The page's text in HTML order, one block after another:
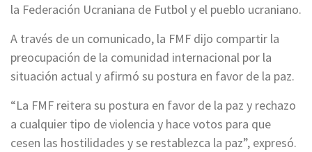
la Federación Ucraniana de Futbol y el pueblo ucraniano.
A través de un comunicado, la FMF dijo compartir la
preocupación de la comunidad internacional por la
situación actual y afirmó su postura en favor de la paz.
“La FMF reitera su postura en favor de la paz y rechazo
a cualquier tipo de violencia y hace votos para que
cesen las hostilidades y se restablezca la paz”, expresó.